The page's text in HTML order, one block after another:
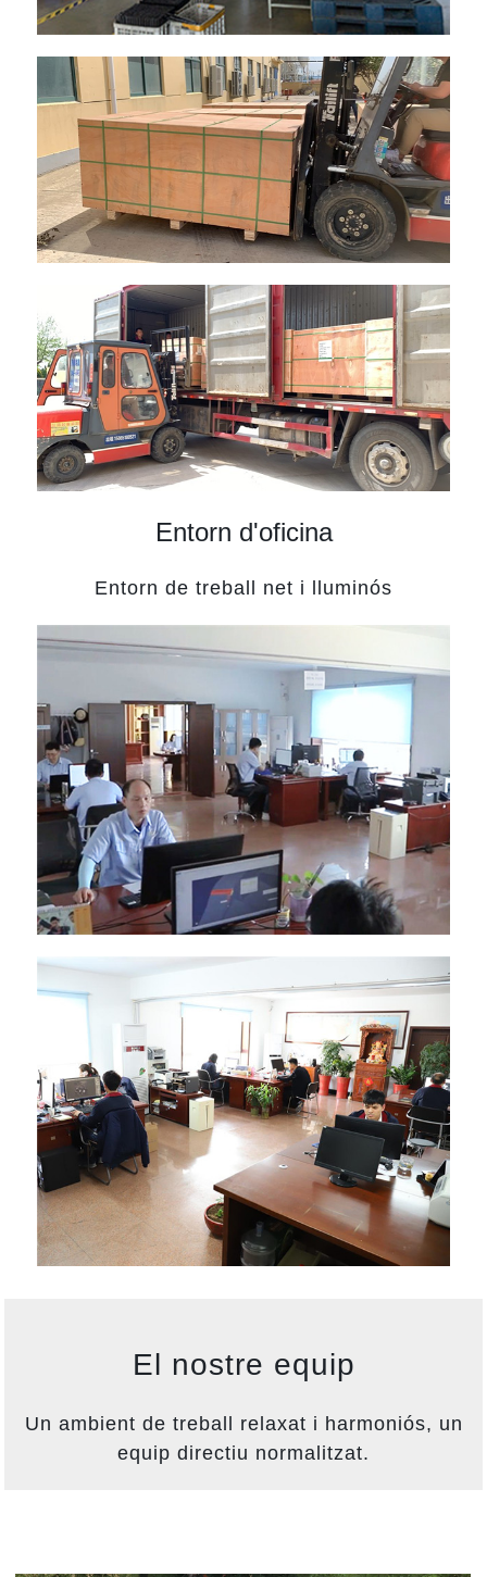
Entorn d'oficina
Entorn de treball net i lluminós
El nostre equip
Un ambient de treball relaxat i harmoniós, un
equip directiu normalitzat.